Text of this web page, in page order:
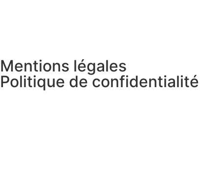
Mentions légales
Politique de confidentialité